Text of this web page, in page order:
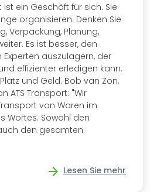
ein Geschäft für sich. Sie
organisieren. Denken Sie
Verpackung, Planung,
Es ist besser, den
auszulagern, der
effizienter erledigen kann.
und Geld. Bob van Zon,
ATS Transport: "Wir
von Waren im
Wortes. Sowohl den
den gesamten
Lesen Sie mehr